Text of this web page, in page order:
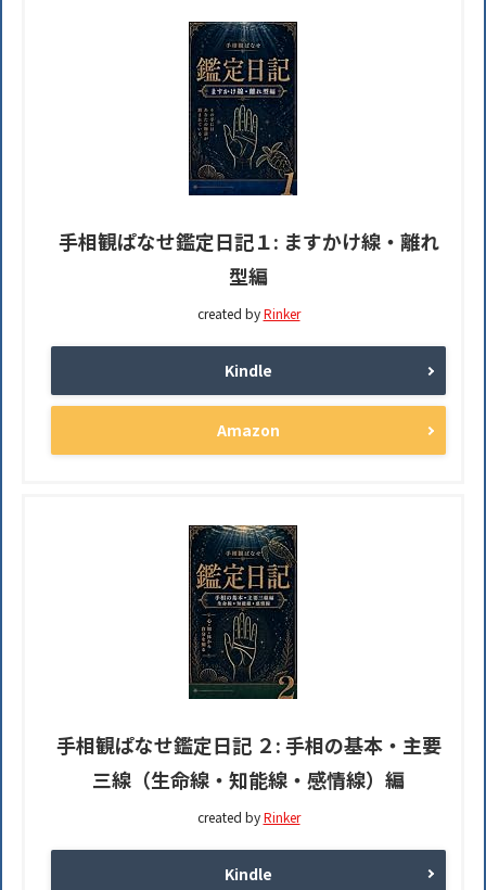
手相観ぱなせ鑑定日記１: ますかけ線・離れ
型編
created byRinker
Kindle
Amazon
手相観ぱなせ鑑定日記 ２: 手相の基本・主要
三線（生命線・知能線・感情線）編
created byRinker
Kindle